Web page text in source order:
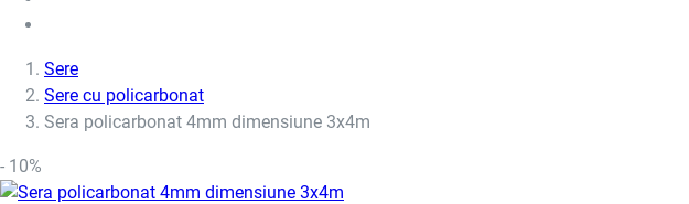
Sere
Sere cu policarbonat
Sera policarbonat 4mm dimensiune 3x4m
- 10%